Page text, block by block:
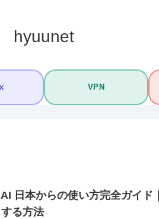
hyuunet
VPN
日本からの使い方完全ガイド｜
る方法